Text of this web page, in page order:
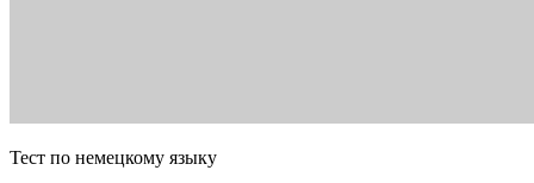
Тест по немецкому языку